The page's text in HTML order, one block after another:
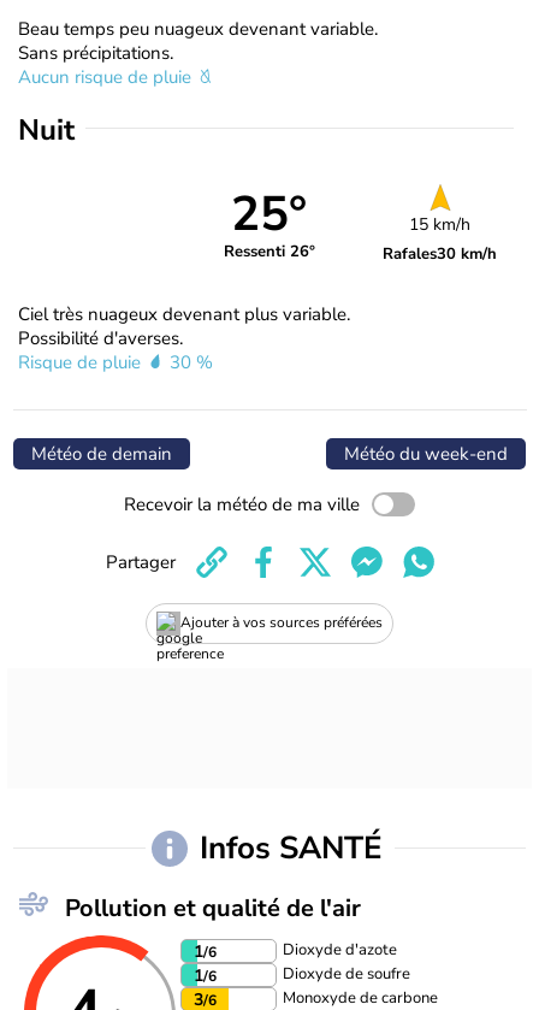
Beau temps peu nuageux devenant variable.
Sans précipitations.
Aucun risque de pluie
Nuit
25°
Ressenti 26°
15 km/h
Rafales30 km/h
Ciel très nuageux devenant plus variable.
Possibilité d'averses.
Risque de pluie
30 %
Météo de demain Météo du week-end
Recevoir la météo de ma ville
Ajouter à vos sources préférées
Partager
Infos SANTÉ
Pollution et qualité de l'air
1/6 Dioxyde d'azote
1/6 Dioxyde de soufre
3/6 Monoxyde de carbone